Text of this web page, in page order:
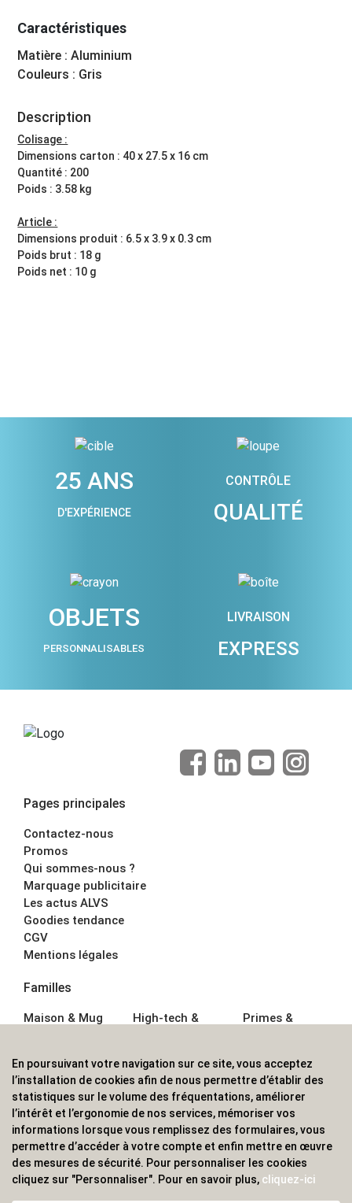
Caractéristiques
Matière : Aluminium
Couleurs : Gris
Description
Colisage :
Dimensions carton : 40 x 27.5 x 16 cm
Quantité : 200
Poids : 3.58 kg
Article :
Dimensions produit : 6.5 x 3.9 x 0.3 cm
Poids brut : 18 g
Poids net : 10 g
25 ANS
D'EXPÉRIENCE
CONTRÔLE
QUALITÉ
OBJETS
PERSONNALISABLES
LIVRAISON
EXPRESS
Pages principales
Contactez-nous
Promos
Qui sommes-nous ?
Marquage publicitaire
Les actus ALVS
Goodies tendance
CGV
Mentions légales
Familles
Maison & Mug
Écriture
Bagagerie sacs
High-tech &
Sport &
Outdoor
Enfant
Primes &
Boisson
Textile &
Casquette
Accessoires de
ALVS, fournisseur d'objets publicitaires, pour les
professionnels. Une implantation nationale, une
En poursuivant votre navigation sur ce site, vous acceptez
l’installation de cookies afin de nous permettre d’établir des
statistiques sur le volume des fréquentations, améliorer
l’intérêt et l’ergonomie de nos services, mémoriser vos
informations lorsque vous remplissez des formulaires, vous
permettre d’accéder à votre compte et enfin mettre en œuvre
des mesures de sécurité. Pour personnaliser les cookies
cliquez sur "Personnaliser". Pour en savoir plus, cliquez-ici